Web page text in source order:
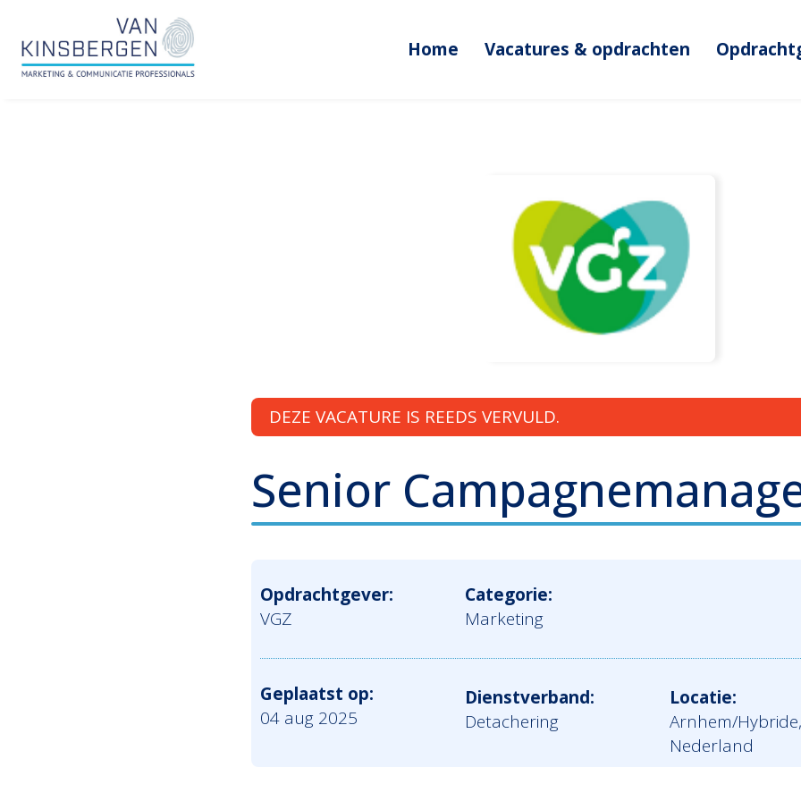
Home Vacatures & opdrachten
DEZE VACATURE IS REEDS VERVULD.
Senior
Opdrachtgever:
VGZ
Categorie:
Marketing
Geplaatst op:
04 aug 2025
Dienstverband:
Detachering
Locatie:
Arnhem/Hybride,
Nederland